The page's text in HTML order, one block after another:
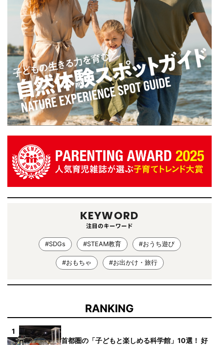
KEYWORD
注目のキーワード
#SDGs #STEAM教育 #おうち遊び
#おもちゃ #お出かけ・旅行
RANKING
1
首都圏の「子どもと楽しめる科学館」10選！ 好